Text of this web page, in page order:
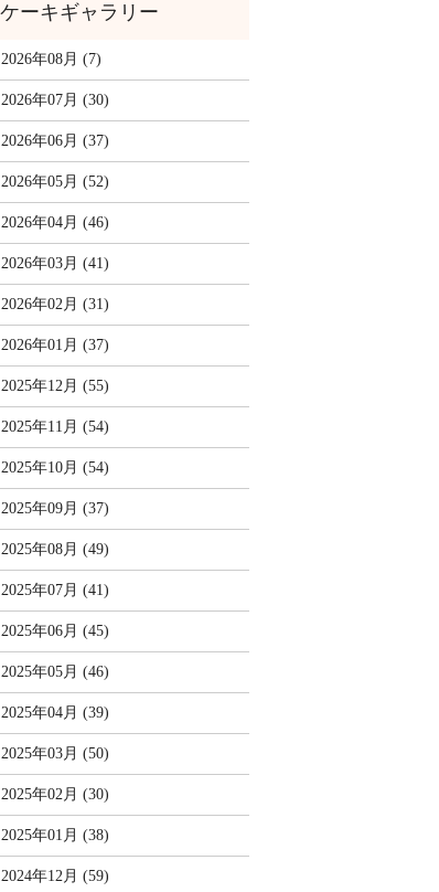
2026年08月 (7)
2026年07月 (30)
2026年06月 (37)
2026年05月 (52)
2026年04月 (46)
2026年03月 (41)
2026年02月 (31)
2026年01月 (37)
2025年12月 (55)
2025年11月 (54)
2025年10月 (54)
2025年09月 (37)
2025年08月 (49)
2025年07月 (41)
2025年06月 (45)
2025年05月 (46)
2025年04月 (39)
2025年03月 (50)
2025年02月 (30)
2025年01月 (38)
2024年12月 (59)